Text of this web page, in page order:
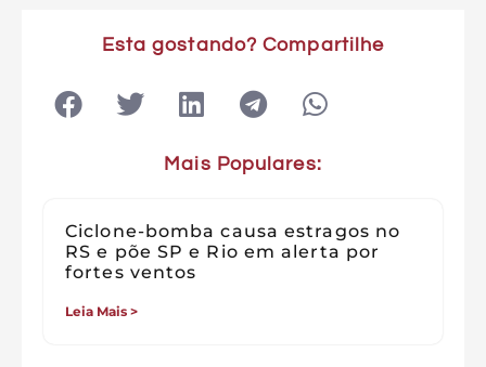
Esta gostando? Compartilhe
Mais Populares:
Ciclone-bomba causa estragos no
RS e põe SP e Rio em alerta por
fortes ventos
Leia Mais >